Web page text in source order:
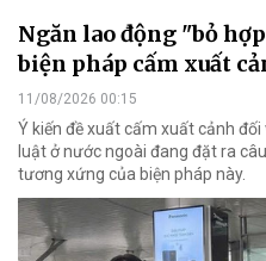
Ngăn lao động "bỏ
biện pháp cấm xuất
11/08/2026 00:15
Ý kiến đề xuất cấm xuất cảnh
luật ở nước ngoài đang đặt ra
tương xứng của biện pháp này.